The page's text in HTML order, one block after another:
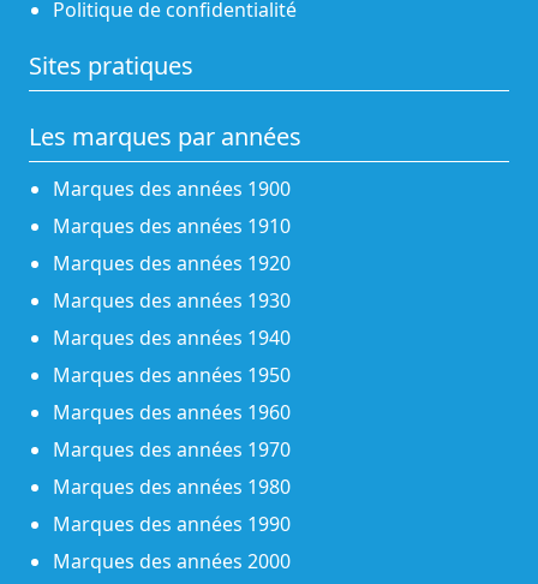
Politique de confidentialité
Sites pratiques
Les marques par années
Marques des années 1900
Marques des années 1910
Marques des années 1920
Marques des années 1930
Marques des années 1940
Marques des années 1950
Marques des années 1960
Marques des années 1970
Marques des années 1980
Marques des années 1990
Marques des années 2000